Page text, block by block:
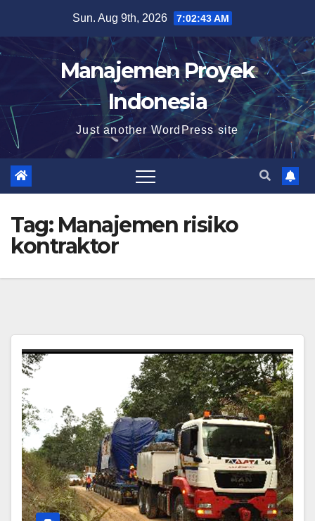
content
Sun. Aug 9th, 2026 7:02:44 AM
Manajemen Proyek
Indonesia
Just another WordPress site
Tag: Manajemen risiko
kontraktor